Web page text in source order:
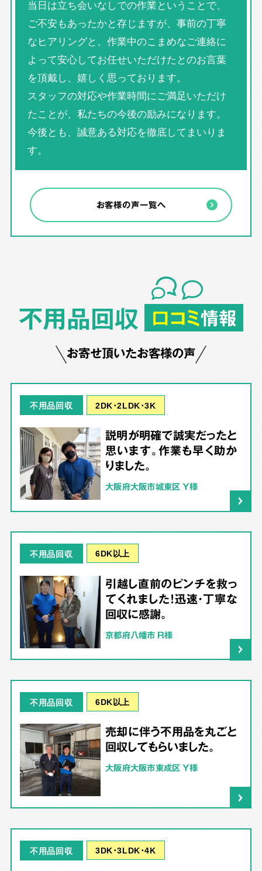
当日は立ち会いなしでの作業ということで、
ご不安もあったかと存じますが、事前の丁寧
なヒアリングと、作業中のこまめなご連絡に
よって安心してお任せいただけたとのお言葉
を頂戴し、嬉しく思っております。
スタッフの対応や作業時間にご満足いただけ
たことが、私たちの今後の励みになります。
今後とも、誠意ある対応を徹底してまいりま
す。
お客様の声一覧へ
不用品回収 口コミ情報
お寄せ頂いたお客様の声
不用品回収 2DK･2LDK･3K
説明が明確で誠実だったと
思います。作業も早く助か
りました。
大阪府大阪市城東区 Y様
不用品回収 6DK以上
引越し直前のピンチを救っ
てくれました！迅速・丁寧な
回収に感謝。
京都府八幡市 R様
不用品回収 6DK以上
売却に伴う不用品を丸ごと
回収してもらいました。
大阪府大阪市東成区 Y様
不用品回収 3DK･3LDK･4K